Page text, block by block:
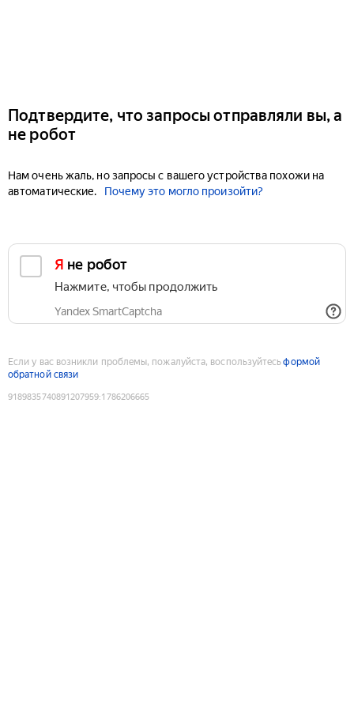
Подтвердите, что запросы отправляли вы, а
не робот
Нам очень жаль, но запросы с вашего устройства похожи на
автоматические.
Почему это могло произойти?
Я не робот
Нажмите, чтобы продолжить
Yandex SmartCaptcha
Если у вас возникли проблемы, пожалуйста, воспользуйтесьформой
обратной связи
9189835740891207959:1786206665